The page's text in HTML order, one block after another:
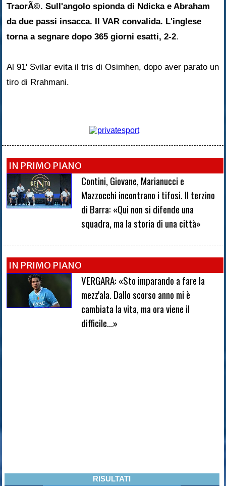
TraorÃ©. Sull'angolo spionda di Ndicka e Abraham
da due passi insacca. Il VAR convalida. L'inglese
torna a segnare dopo 365 giorni esatti, 2-2.
Al 91' Svilar evita il tris di Osimhen, dopo aver parato un
tiro di Rrahmani.
IN PRIMO PIANO
Contini, Giovane, Marianucci e
Mazzocchi incontrano i tifosi. Il terzino
di Barra: «Qui non si difende una
squadra, ma la storia di una città»
IN PRIMO PIANO
VERGARA: «Sto imparando a fare la
mezz'ala. Dallo scorso anno mi è
cambiata la vita, ma ora viene il
difficile...»
RISULTATI